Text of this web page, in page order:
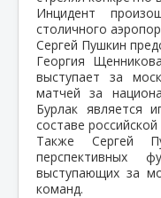
Инцидент
столичного
Сергей Пушкин
Георгия
выступает за
матчей за
Бурлак является
составе
Также Сергей
выступающих за
команд.